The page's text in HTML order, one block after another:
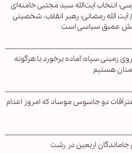
انتخاب آیت‌الله سید مجتبی خامنه‌ای
الله رمضانی: رهبر انقلاب، شخصیتی
بینش عمیق سیاسی است
زمینی سپاه: آماده برخورد با هرگونه
هستیم
دو جاسوس موساد که امروز اعدام
جاماندگان اربعین در رشت